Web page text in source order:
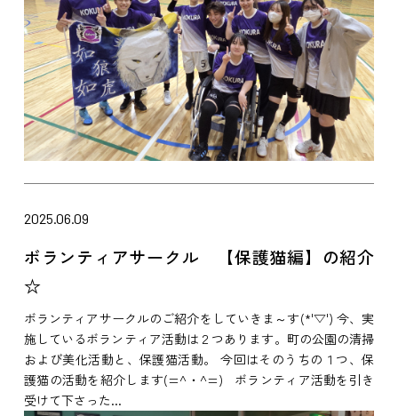
2025.06.09
ボランティアサークル 【保護猫編】の紹介
☆
ボランティアサークルのご紹介をしていきま～す(*'▽') 今、実
施しているボランティア活動は２つあります。町の公園の清掃
および美化活動と、保護猫活動。 今回はそのうちの１つ、保
護猫の活動を紹介します(=^・^=) ボランティア活動を引き
受けて下さった...